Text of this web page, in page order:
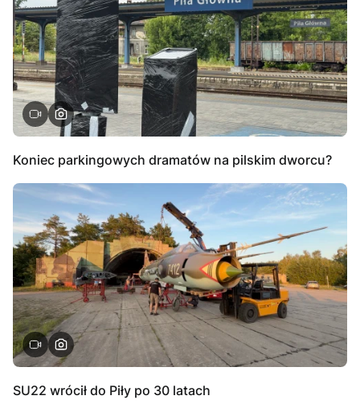
Koniec parkingowych dramatów na pilskim dworcu?
SU22 wrócił do Piły po 30 latach